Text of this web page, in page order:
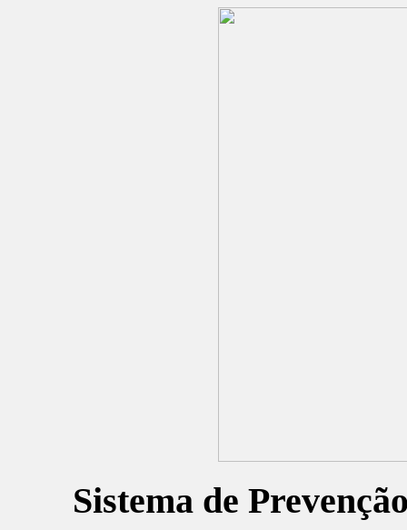
Sistema de